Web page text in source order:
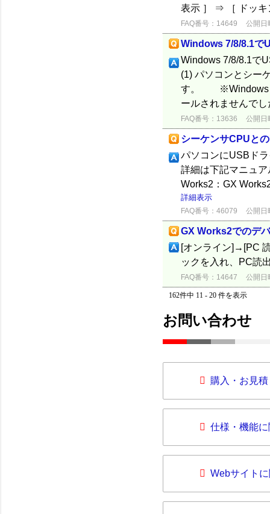
表示 ］ ⇒ ［ ドッ
FAQ番号：14649 公開日
Windows 7/8/8.1で
Windows 7/8/8.1で
(1) パソコンとシー
す。 ※Windows 8/
ールされませんで
FAQ番号：13636 公開日
シーケンサCPUと
パソコンにUSBド
詳細は下記マニュ
Works2：GX
詳細表示
FAQ番号：46079 公開日
GX Works2でのデ
[オンライン]→[PC
ックを入れ、PC読
FAQ番号：14647 公開日
162件中 11 - 20 件を表示
お問い合わせ
購入・お見
仕様・機能
Webサイト